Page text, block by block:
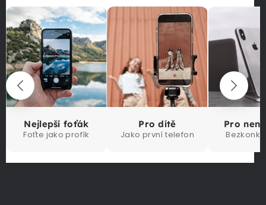
Nejlepší foťák
Foťte jako profík
Pro dítě
Jako první telefon
Pro